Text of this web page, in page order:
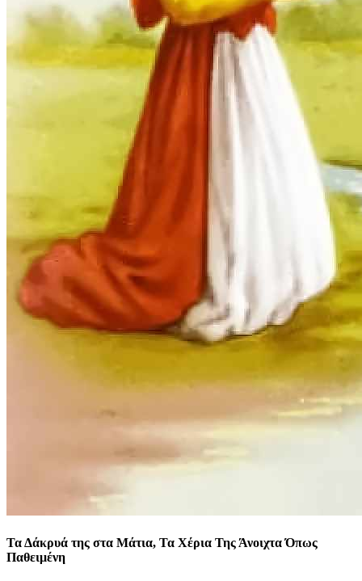
Τα Δάκρυά της στα Μάτια, Τα Χέρια Της Άνοιχτα Όπως
Παθειμένη